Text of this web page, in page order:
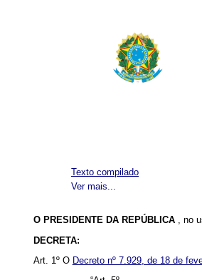
Ver mais...
Texto compilado
O PRESIDENTE DA REPÚBLICA , no
DECRETA:
Art. 1º O Decreto nº 7.929, de 18 de